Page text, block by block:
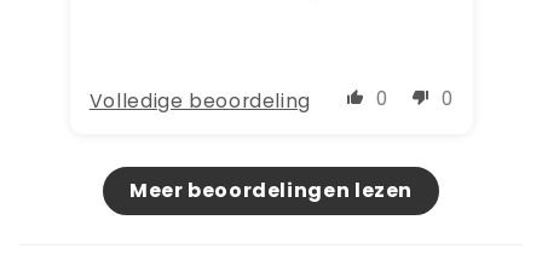
rond te sjouwen. Super blij mee!
0 0
Volledige beoordeling
Meer beoordelingen lezen